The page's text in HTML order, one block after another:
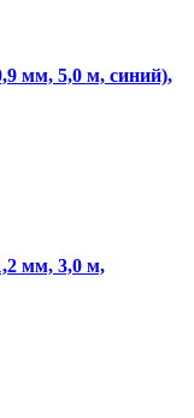
мм, 5,0 м, синий),
мм, 3,0 м,